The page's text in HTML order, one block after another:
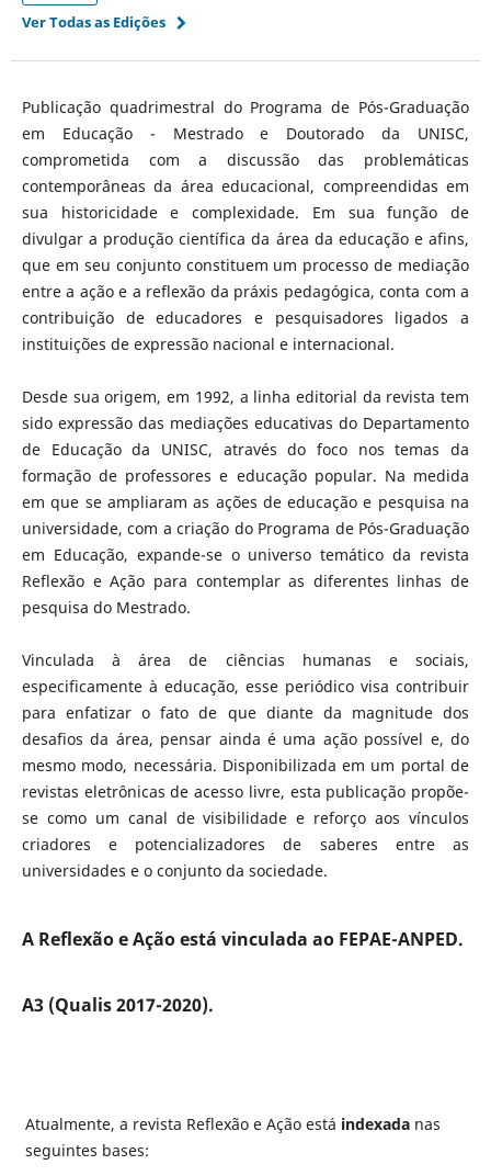
Ver Todas as Edições
Publicação quadrimestral do Programa de Pós-Graduação
em Educação - Mestrado e Doutorado da UNISC,
comprometida com a discussão das problemáticas
contemporâneas da área educacional, compreendidas em
sua historicidade e complexidade. Em sua função de
divulgar a produção científica da área da educação e afins,
que em seu conjunto constituem um processo de mediação
entre a ação e a reflexão da práxis pedagógica, conta com a
contribuição de educadores e pesquisadores ligados a
instituições de expressão nacional e internacional.
Desde sua origem, em 1992, a linha editorial da revista tem
sido expressão das mediações educativas do Departamento
de Educação da UNISC, através do foco nos temas da
formação de professores e educação popular. Na medida
em que se ampliaram as ações de educação e pesquisa na
universidade, com a criação do Programa de Pós-Graduação
em Educação, expande-se o universo temático da revista
Reflexão e Ação para contemplar as diferentes linhas de
pesquisa do Mestrado.
Vinculada à área de ciências humanas e sociais,
especificamente à educação, esse periódico visa contribuir
para enfatizar o fato de que diante da magnitude dos
desafios da área, pensar ainda é uma ação possível e, do
mesmo modo, necessária. Disponibilizada em um portal de
revistas eletrônicas de acesso livre, esta publicação propõe-
se como um canal de visibilidade e reforço aos vínculos
criadores e potencializadores de saberes entre as
universidades e o conjunto da sociedade.
A Reflexão e Ação está vinculada ao FEPAE-ANPED.
A3 (Qualis 2017-2020).
Atualmente, a revista Reflexão e Ação está indexadanas
seguintes bases: